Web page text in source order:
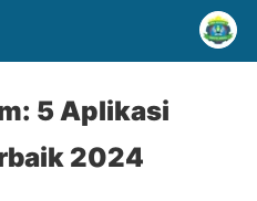
5 Aplikasi
2024